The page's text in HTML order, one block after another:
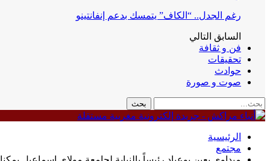
رغم الجدل.. “الكاف” يتمسك بدعم إنفانتينو
السابق التالي
فن و ثقافة
تحقيقات
حوادث
صوت و صورة
الرئيسية
مجتمع